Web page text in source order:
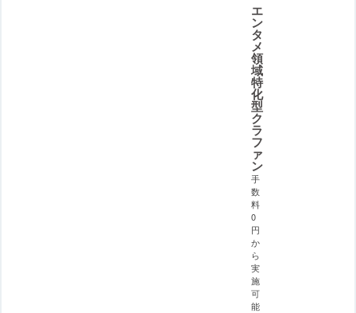
エ
ン
タ
メ
領
域
特
化
型
ク
ラ
フ
ァ
ン
手
数
料
0
円
か
ら
実
施
可
能